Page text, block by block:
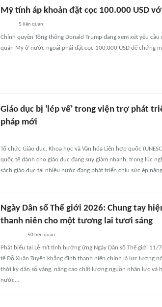
Mỹ tính áp khoản đặt cọc 100.000 USD
5 liên quan
Chính quyền Tổng thống Donald Trump đang xem xét yêu
quán Mỹ ở nước ngoài phải đặt cọc 100.000 USD để chứng
Giáo dục bị 'lép vế' trong viện trợ phát
pháp mới
Tổ chức Giáo dục, Khoa học và Văn hóa Liên hợp quốc
quốc tế dành cho giáo dục đang suy giảm nhanh, trong lúc
sách giáo dục tại nhiều nước đang phát triển chịu sức ép
Ngày Dân số Thế giới 2026: Chung tay
thanh niên cho một tương lai tươi sáng
50liên quan
Phát biểu tại Lễ mít tinh hưởng ứng Ngày Dân số Thế giới 11/
tế Đỗ Xuân Tuyên khẳng định thanh niên chính là lực lượng
thời kỳ dân số vàng, nâng cao chất lượng nguồn nhân lực và
nước...